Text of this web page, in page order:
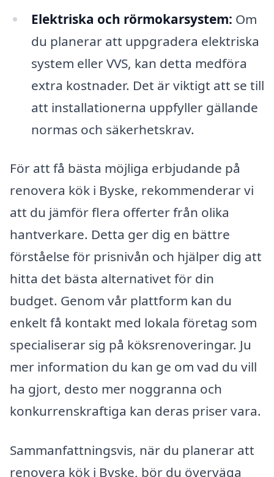
Elektriska och rörmokarsystem: Om
du planerar att uppgradera elektriska
system eller VVS, kan detta medföra
extra kostnader. Det är viktigt att se till
att installationerna uppfyller gällande
normas och säkerhetskrav.
För att få bästa möjliga erbjudande på
renovera kök i Byske, rekommenderar vi
att du jämför flera offerter från olika
hantverkare. Detta ger dig en bättre
förståelse för prisnivån och hjälper dig att
hitta det bästa alternativet för din
budget. Genom vår plattform kan du
enkelt få kontakt med lokala företag som
specialiserar sig på köksrenoveringar. Ju
mer information du kan ge om vad du vill
ha gjort, desto mer noggranna och
konkurrenskraftiga kan deras priser vara.
Sammanfattningsvis, när du planerar att
renovera kök i Byske, bör du överväga